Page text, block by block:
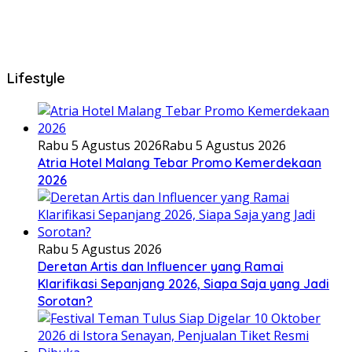
Lifestyle
Rabu 5 Agustus 2026Rabu 5 Agustus 2026
Atria Hotel Malang Tebar Promo Kemerdekaan
2026
Rabu 5 Agustus 2026
Deretan Artis dan Influencer yang Ramai
Klarifikasi Sepanjang 2026, Siapa Saja yang Jadi
Sorotan?